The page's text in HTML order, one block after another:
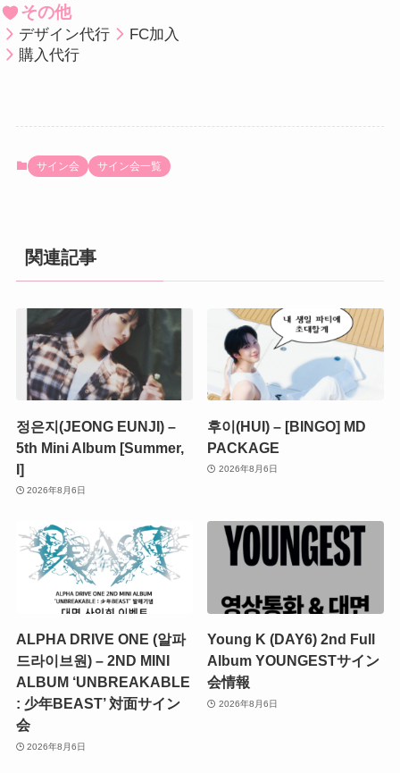
その他
デザイン代行
FC加入
購入代行
サイン会 サイン会一覧
関連記事
정은지(JEONG EUNJI) –
5th Mini Album [Summer,
I]
2026年8月6日
후이(HUI) – [BINGO] MD
PACKAGE
2026年8月6日
ALPHA DRIVE ONE (알파
드라이브원) – 2ND MINI
ALBUM ‘UNBREAKABLE
: 少年BEAST’ 対面サイン
会
2026年8月6日
Young K (DAY6) 2nd Full
Album YOUNGESTサイン
会情報
2026年8月6日